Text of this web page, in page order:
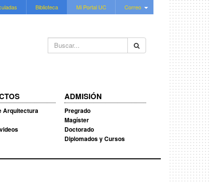
Biblioteca Mi Portal UC Correo
Buscar...
Arquitectura
ADMISIÓN
Pregrado
Magíster
Doctorado
Diplomados y Cursos